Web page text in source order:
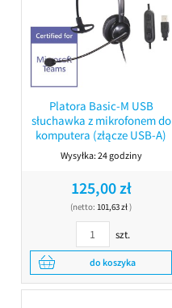
Platora Basic-M USB
słuchawka z mikrofonem do
komputera (złącze USB-A)
Wysyłka:24 godziny
125,00 zł
(netto: 101,63 zł)
szt.
do koszyka